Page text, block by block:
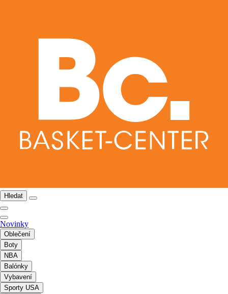
Hledat
Novinky
Oblečení
Boty
NBA
Balónky
Vybavení
Sporty USA